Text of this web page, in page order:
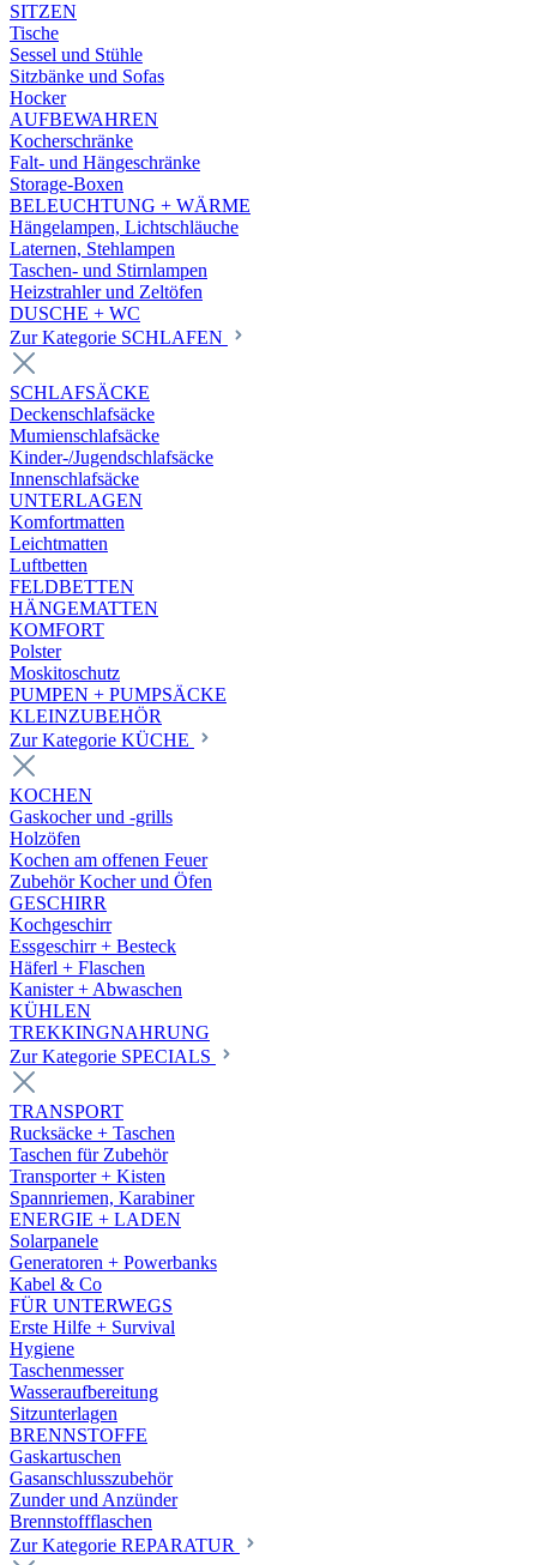
SITZEN
Tische
Sessel und Stühle
Sitzbänke und Sofas
Hocker
AUFBEWAHREN
Kocherschränke
Falt- und Hängeschränke
Storage-Boxen
BELEUCHTUNG + WÄRME
Hängelampen, Lichtschläuche
Laternen, Stehlampen
Taschen- und Stirnlampen
Heizstrahler und Zeltöfen
DUSCHE + WC
Zur Kategorie SCHLAFEN
SCHLAFSÄCKE
Deckenschlafsäcke
Mumienschlafsäcke
Kinder-/Jugendschlafsäcke
Innenschlafsäcke
UNTERLAGEN
Komfortmatten
Leichtmatten
Luftbetten
FELDBETTEN
HÄNGEMATTEN
KOMFORT
Polster
Moskitoschutz
PUMPEN + PUMPSÄCKE
KLEINZUBEHÖR
Zur Kategorie KÜCHE
KOCHEN
Gaskocher und -grills
Holzöfen
Kochen am offenen Feuer
Zubehör Kocher und Öfen
GESCHIRR
Kochgeschirr
Essgeschirr + Besteck
Häferl + Flaschen
Kanister + Abwaschen
KÜHLEN
TREKKINGNAHRUNG
Zur Kategorie SPECIALS
TRANSPORT
Rucksäcke + Taschen
Taschen für Zubehör
Transporter + Kisten
Spannriemen, Karabiner
ENERGIE + LADEN
Solarpanele
Generatoren + Powerbanks
Kabel & Co
FÜR UNTERWEGS
Erste Hilfe + Survival
Hygiene
Taschenmesser
Wasseraufbereitung
Sitzunterlagen
BRENNSTOFFE
Gaskartuschen
Gasanschlusszubehör
Zunder und Anzünder
Brennstoffflaschen
Zur Kategorie REPARATUR